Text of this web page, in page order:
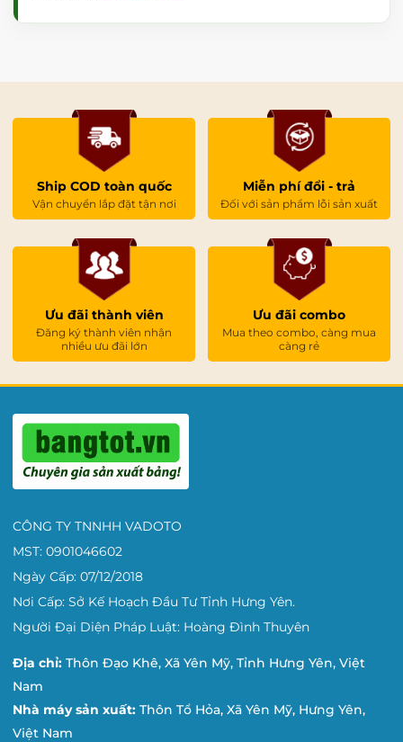
Ship COD toàn quốc
Vận chuyển lắp đặt tận nơi
Miễn phí đổi - trả
Đối với sản phẩm lỗi sản xuất
Ưu đãi thành viên
Đăng ký thành viên nhận
nhiều ưu đãi lớn
Ưu đãi combo
Mua theo combo, càng mua
càng rẻ
CÔNG TY TNNHH VADOTO
MST: 0901046602
Ngày Cấp: 07/12/2018
Nơi Cấp: Sở Kế Hoạch Đầu Tư Tỉnh Hưng Yên.
Người Đại Diện Pháp Luật: Hoàng Đình Thuyên
Địa chỉ: Thôn Đạo Khê, Xã Yên Mỹ, Tỉnh Hưng Yên, Việt
Nam
Nhà máy sản xuất: Thôn Tổ Hỏa, Xã Yên Mỹ, Hưng Yên,
Việt Nam